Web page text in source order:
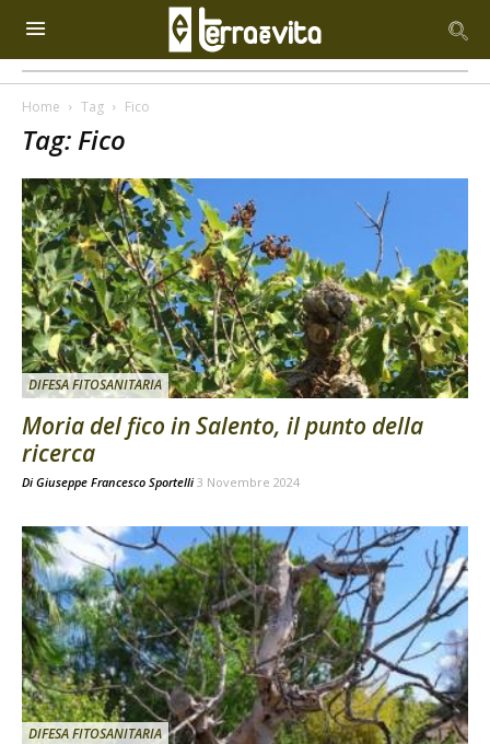
Home Tag Fico
Tag: Fico
DIFESA FITOSANITARIA
Moria del fico in Salento, il punto della
ricerca
Di Giuseppe Francesco Sportelli 3 Novembre 2024
DIFESA FITOSANITARIA